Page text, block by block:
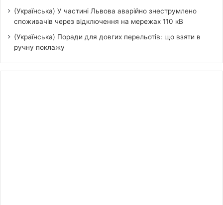
(Українська) У частині Львова аварійно знеструмлено
споживачів через відключення на мережах 110 кВ
(Українська) Поради для довгих перельотів: що взяти в
ручну поклажу